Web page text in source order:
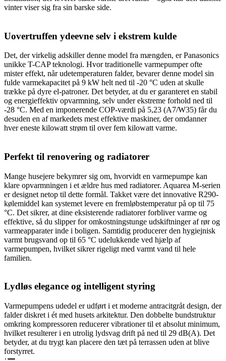
vinter viser sig fra sin barske side.
Uovertruffen ydeevne selv i ekstrem kulde
Det, der virkelig adskiller denne model fra mængden, er Panasonics
unikke T-CAP teknologi. Hvor traditionelle varmepumper ofte
mister effekt, når udetemperaturen falder, bevarer denne model sin
fulde varmekapacitet på 9 kW helt ned til -20 °C uden at skulle
trække på dyre el-patroner. Det betyder, at du er garanteret en stabil
og energieffektiv opvarmning, selv under ekstreme forhold ned til
-28 °C. Med en imponerende COP-værdi på 5,23 (A7/W35) får du
desuden en af markedets mest effektive maskiner, der omdanner
hver eneste kilowatt strøm til over fem kilowatt varme.
Perfekt til renovering og radiatorer
Mange husejere bekymrer sig om, hvorvidt en varmepumpe kan
klare opvarmningen i et ældre hus med radiatorer. Aquarea M-serien
er designet netop til dette formål. Takket være det innovative R290-
kølemiddel kan systemet levere en fremløbstemperatur på op til 75
°C. Det sikrer, at dine eksisterende radiatorer forbliver varme og
effektive, så du slipper for omkostningstunge udskiftninger af rør og
varmeapparater inde i boligen. Samtidig producerer den hygiejnisk
varmt brugsvand op til 65 °C udelukkende ved hjælp af
varmepumpen, hvilket sikrer rigeligt med varmt vand til hele
familien.
Lydløs elegance og intelligent styring
Varmepumpens udedel er udført i et moderne antracitgråt design, der
falder diskret i ét med husets arkitektur. Den dobbelte bundstruktur
omkring kompressoren reducerer vibrationer til et absolut minimum,
hvilket resulterer i en utrolig lydsvag drift på ned til 29 dB(A). Det
betyder, at du trygt kan placere den tæt på terrassen uden at blive
forstyrret.